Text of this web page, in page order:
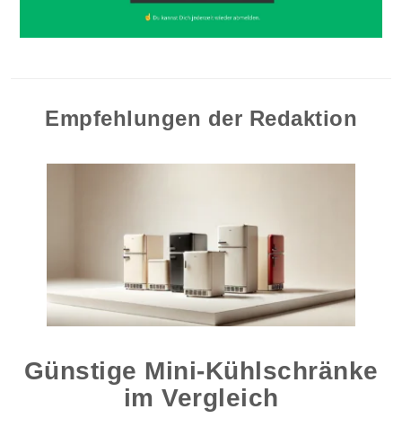
Empfehlungen der Redaktion
Günstige Mini-Kühlschränke
im Vergleich